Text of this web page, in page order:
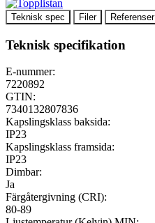
Teknisk spec Filer Referenser
Teknisk specifikation
E-nummer:
7220892
GTIN:
7340132807836
Kapslingsklass baksida:
IP23
Kapslingsklass framsida:
IP23
Dimbar:
Ja
Färgåtergivning (CRI):
80-89